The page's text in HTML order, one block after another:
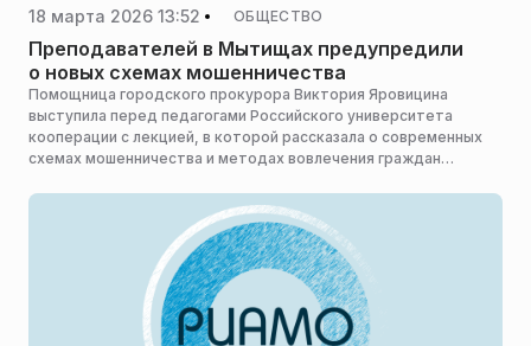
18 марта 2026 13:52 ОБЩЕСТВО
Преподавателей в Мытищах предупредили
о новых схемах мошенничества
Помощница городского прокурора Виктория Яровицина
выступила перед педагогами Российского университета
кооперации с лекцией, в которой рассказала о современных
схемах мошенничества и методах вовлечения граждан
служба подмосковной прокуратуры.